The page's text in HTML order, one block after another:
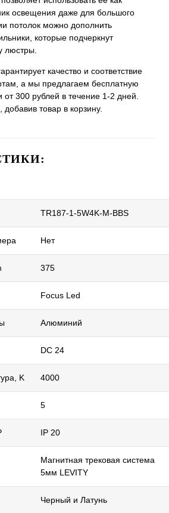
освещения даже для большого
потолок можно дополнить
которые подчеркнут
люстры.
качество и соответствие
а мы предлагаем бесплатную
от 300 рублей в течение 1-2 дней.
товар в корзину.
TR187-1-5W4K-M-BBS
Нет
375
Focus Led
Алюминий
DC 24
K 4000
5
IP 20
Магнитная трековая система
5мм LEVITY
Черный и Латунь